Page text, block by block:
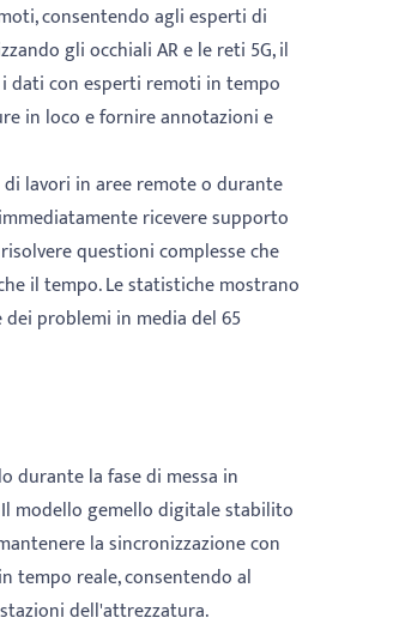
consentendo agli esperti di
gli occhiali AR e le reti 5G, il
dati con esperti remoti in tempo
in loco e fornire annotazioni e
lavori in aree remote o durante
ricevere supporto
questioni complesse che
il tempo. Le statistiche mostrano
problemi in media del 65
durante la fase di messa in
modello gemello digitale stabilito
la sincronizzazione con
tempo reale, consentendo al
dell'attrezzatura.